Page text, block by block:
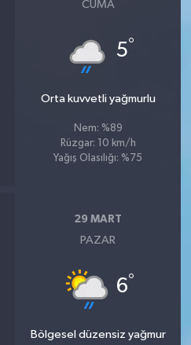
CUMA
5°
Orta kuvvetli yağmurlu
Nem: %89
Rüzgar: 10 km/h
Yağış Olasılığı: %75
29 MART
PAZAR
6°
Bölgesel düzensiz yağmur